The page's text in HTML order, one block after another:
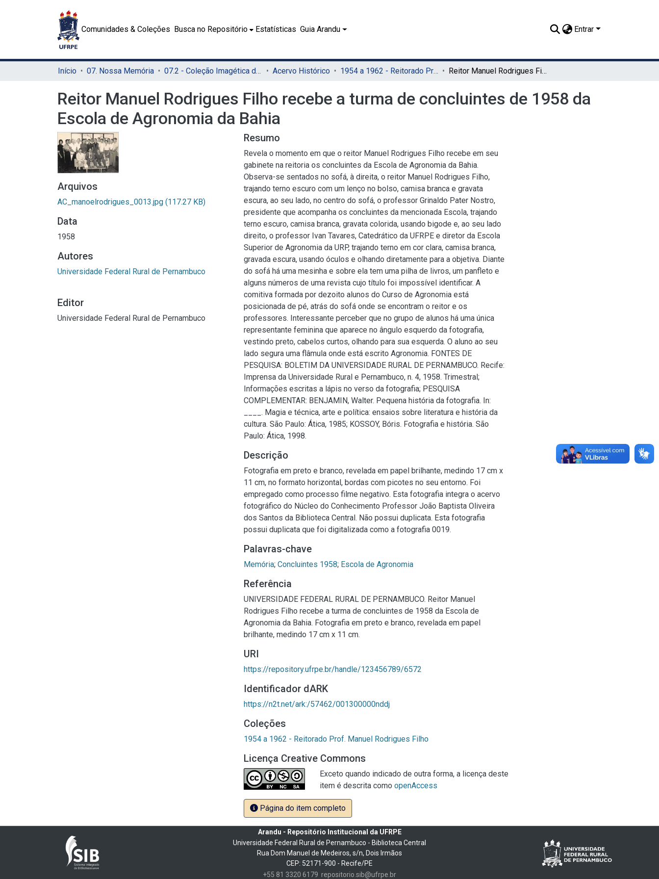
Comunidades & Coleções Busca no Repositório Estatísticas Guia Arandu Entrar
Início 07. Nossa Memória 07.2 - Coleção Imagética do SIB Acervo Histórico 1954 a 1962 - Reitorado Prof. Manuel Rodrigues Filho Reitor Manuel Rodrigues Filho recebe a turma de concluintes de 1958 da Escola de Agronomia da Bahia
Reitor Manuel Rodrigues Filho recebe a turma de concluintes de 1958 da
Escola de Agronomia da Bahia
Arquivos
AC_manoelrodrigues_0013.jpg (117.27 KB)
Data
1958
Autores
Universidade Federal Rural de Pernambuco
Editor
Universidade Federal Rural de Pernambuco
Resumo
Revela o momento em que o reitor Manuel Rodrigues Filho recebe em seu
gabinete na reitoria os concluintes da Escola de Agronomia da Bahia.
Observa-se sentados no sofá, à direita, o reitor Manuel Rodrigues Filho,
trajando terno escuro com um lenço no bolso, camisa branca e gravata
escura, ao seu lado, no centro do sofá, o professor Grinaldo Pater Nostro,
presidente que acompanha os concluintes da mencionada Escola, trajando
terno escuro, camisa branca, gravata colorida, usando bigode e, ao seu lado
direito, o professor Ivan Tavares, Catedrático da UFRPE e diretor da Escola
Superior de Agronomia da URP, trajando terno em cor clara, camisa branca,
gravada escura, usando óculos e olhando diretamente para a objetiva. Diante
do sofá há uma mesinha e sobre ela tem uma pilha de livros, um panfleto e
alguns números de uma revista cujo título foi impossível identificar. A
comitiva formada por dezoito alunos do Curso de Agronomia está
posicionada de pé, atrás do sofá onde se encontram o reitor e os
professores. Interessante perceber que no grupo de alunos há uma única
representante feminina que aparece no ângulo esquerdo da fotografia,
vestindo preto, cabelos curtos, olhando para sua esquerda. O aluno ao seu
lado segura uma flâmula onde está escrito Agronomia. FONTES DE
PESQUISA: BOLETIM DA UNIVERSIDADE RURAL DE PERNAMBUCO. Recife:
Imprensa da Universidade Rural e Pernambuco, n. 4, 1958. Trimestral;
Informações escritas a lápis no verso da fotografia; PESQUISA
COMPLEMENTAR: BENJAMIN, Walter. Pequena história da fotografia. In:
____. Magia e técnica, arte e política: ensaios sobre literatura e história da
cultura. São Paulo: Ática, 1985; KOSSOY, Bóris. Fotografia e história. São
Paulo: Ática, 1998.
Descrição
Fotografia em preto e branco, revelada em papel brilhante, medindo 17 cm x
11 cm, no formato horizontal, bordas com picotes no seu entorno. Foi
empregado como processo filme negativo. Esta fotografia integra o acervo
fotográfico do Núcleo do Conhecimento Professor João Baptista Oliveira
dos Santos da Biblioteca Central. Não possui duplicata. Esta fotografia
possui duplicata que foi digitalizada como a fotografia 0019.
Palavras-chave
Memória; Concluintes 1958; Escola de Agronomia
Referência
UNIVERSIDADE FEDERAL RURAL DE PERNAMBUCO. Reitor Manuel
Rodrigues Filho recebe a turma de concluintes de 1958 da Escola de
Agronomia da Bahia. Fotografia em preto e branco, revelada em papel
brilhante, medindo 17 cm x 11 cm.
URI
https://repository.ufrpe.br/handle/123456789/6572
Identificador dARK
https://n2t.net/ark:/57462/001300000nddj
Coleções
1954 a 1962 - Reitorado Prof. Manuel Rodrigues Filho
Licença Creative Commons
Exceto quando indicado de outra forma, a licença deste
item é descrita como openAccess
Página do item completo
Arandu - Repositório Institucional da UFRPE
Universidade Federal Rural de Pernambuco - Biblioteca Central
Rua Dom Manuel de Medeiros, s/n, Dois Irmãos
CEP: 52171-900 - Recife/PE
+55 81 3320 6179 repositorio.sib@ufrpe.br